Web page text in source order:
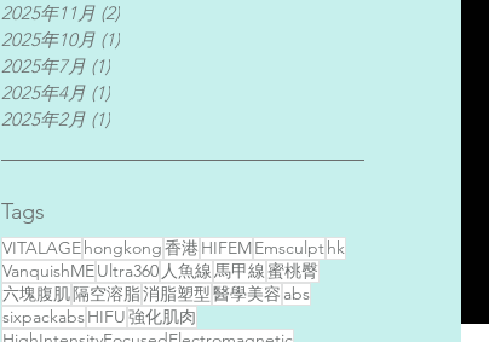
2025年11月 (2)
2025年10月 (1)
2025年7月 (1)
2025年4月 (1)
2025年2月 (1)
Tags
VITALAGEhongkong香港 HIFEMEmsculpthk
VanquishMEUltra360 人魚線馬甲線蜜桃臀
六塊腹肌隔空溶脂消脂塑型醫學美容 abs
sixpackabsHIFU強化肌肉